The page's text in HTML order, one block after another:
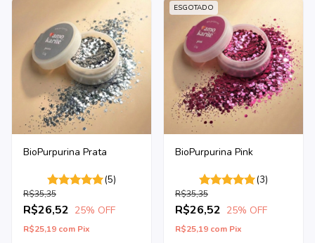
BioPurpurina Prata
(5)
R$26,52
R$35,35
25% OFF
R$25,19 com Pix
ESGOTADO
BioPurpurina Pink
(3)
R$26,52
R$35,35
25% OFF
R$25,19 com Pix